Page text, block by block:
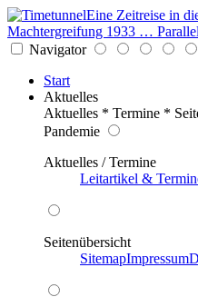
Eine Zeitreise in
Machtergreifung 1933 …
Navigator
Start
Aktuelles
Aktuelles * Termine *
Pandemie
Aktuelles / Termine
Leitartikel &
Seitenübersicht
SitemapImpressum